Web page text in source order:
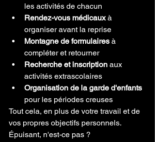
les activités de chacun
Rendez-vous médicaux à
organiser avant la reprise
Montagne de formulaires à
compléter et retourner
Recherche et inscription aux
activités extrascolaires
Organisation de la garde d'enfants
pour les périodes creuses
Tout cela, en plus de votre travail et de
vos propres objectifs personnels.
Épuisant, n'est-ce pas ?